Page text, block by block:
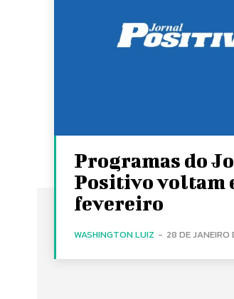
Programas do
Positivo voltam
fevereiro
WASHINGTON LUIZ - 28 DE JANEIRO